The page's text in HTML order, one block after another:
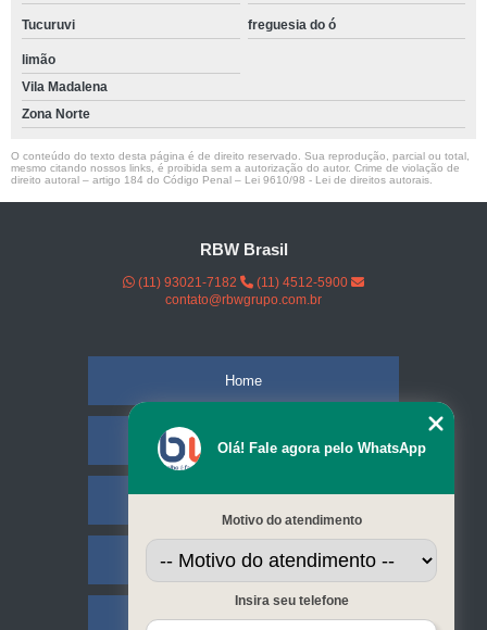
Tucuruvi freguesia do ó
limão
Vila Madalena
Zona Norte
O conteúdo do texto desta página é de direito reservado. Sua reprodução, parcial ou total,
mesmo citando nossos links, é proibida sem a autorização do autor. Crime de violação de
direito autoral – artigo 184 do Código Penal – Lei 9610/98 - Lei de direitos autorais
RBW Brasil
(11) 93021-7182
(11) 4512-5900
contato@rbwgrupo.com.br
Home
Empresa
Serviços
Contato
Olá! Fale agora pelo WhatsApp
Motivo do atendimento
Insira seu telefone